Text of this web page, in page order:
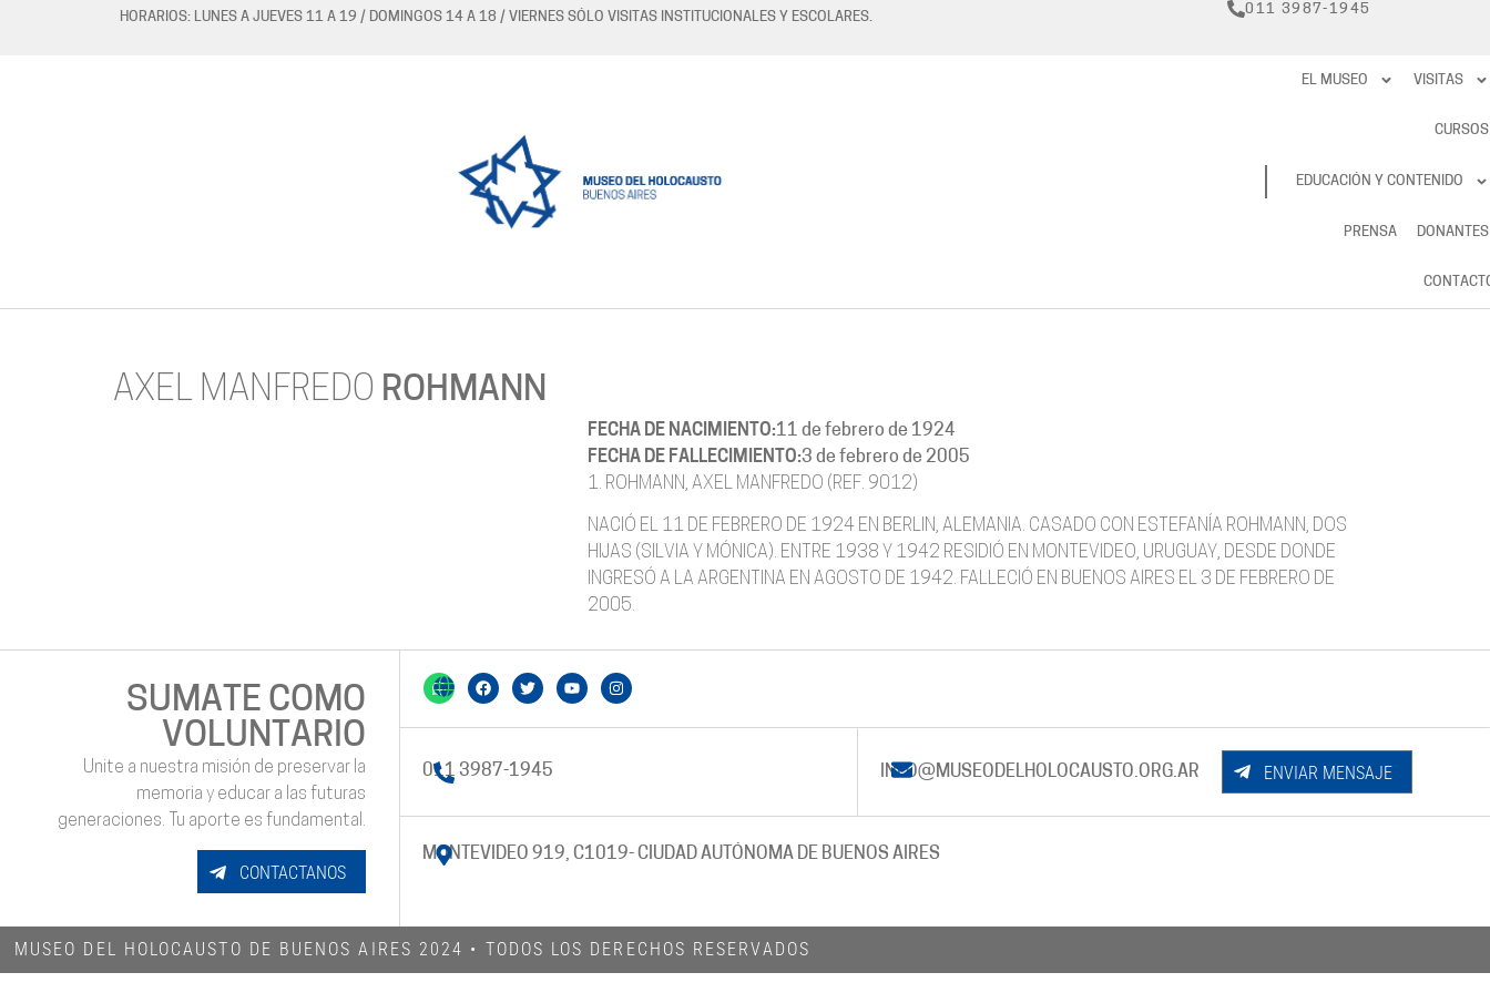
HORARIOS: LUNES A JUEVES 11 A 19 / DOMINGOS 14 A 18 / VIERNES SÓLO VISITAS INSTITUCIONALES Y ESCOLARES.
011 3987-1945
RESERVAS
EL MUSEO VISITAS
CURSOS
EDUCACIÓN Y CONTENIDO
PRENSA DONANTES
AXEL MANFREDO ROHMANN
FECHA DE NACIMIENTO:11 de febrero de 1924
FECHA DE FALLECIMIENTO:3 de febrero de 2005
1. ROHMANN, AXEL MANFREDO (REF. 9012)
NACIÓ EL 11 DE FEBRERO DE 1924 EN BERLIN, ALEMANIA. CASADO CON ESTEFANÍA ROHMANN, DOS
HIJAS (SILVIA Y MÓNICA). ENTRE 1938 Y 1942 RESIDIÓ EN MONTEVIDEO, URUGUAY, DESDE DONDE
INGRESÓ A LA ARGENTINA EN AGOSTO DE 1942. FALLECIÓ EN BUENOS AIRES EL 3 DE FEBRERO DE
2005.
SUMATE COMO
VOLUNTARIO
Unite a nuestra misión de preservar la
memoria y educar a las futuras
generaciones. Tu aporte es fundamental.
CONTACTANOS
011 3987-1945 INFO@MUSEODELHOLOCAUSTO.ORG.AR ENVIAR MENSAJE
MONTEVIDEO 919, C1019- CIUDAD AUTÓNOMA DE BUENOS AIRES
MUSEO DEL HOLOCAUSTO DE BUENOS AIRES 2024​ • TODOS LOS DERECHOS RESERVADOS